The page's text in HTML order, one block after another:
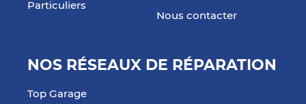
Particuliers
Nous contacter
NOS RÉSEAUX DE RÉPARATION
Top Garage